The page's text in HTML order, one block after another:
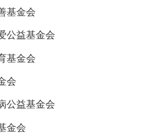
基金会
公益基金会
基金会
会
公益基金会
金会